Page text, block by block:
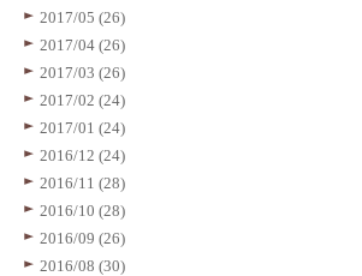
2017/05 (26)
2017/04 (26)
2017/03 (26)
2017/02 (24)
2017/01 (24)
2016/12 (24)
2016/11 (28)
2016/10 (28)
2016/09 (26)
2016/08 (30)